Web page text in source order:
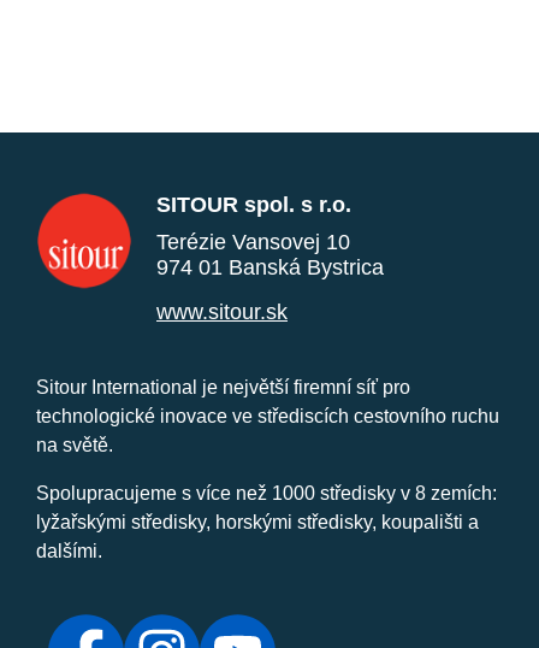
SITOUR spol. s r.o.
Terézie Vansovej 10
974 01 Banská Bystrica
www.sitour.sk
Sitour International je největší firemní síť pro
technologické inovace ve střediscích cestovního ruchu
na světě.
Spolupracujeme s více než 1000 středisky v 8 zemích:
lyžařskými středisky, horskými středisky, koupališti a
dalšími.